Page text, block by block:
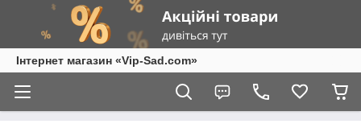
Інтернет магазин «Vip-Sad.com»